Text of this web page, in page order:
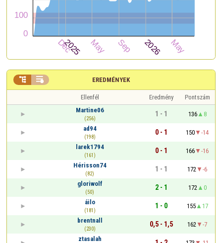
EREDMÉNYEK
 
Ellenfél Eredmény
Pontszám
Martine06
(256)
1 - 1 136
8
ad94
(198)
0 - 1 150
-14
larek1794
(161)
0 - 1 166
-16
Hérisson74
(82)
1 - 1 172
-6
gloriwolf
(50)
2 - 1 172
0
áilo
(181)
1 - 0 155
17
brentnall
(230)
0,5 - 1,5 162
-7
ztasalah